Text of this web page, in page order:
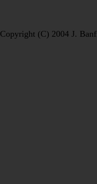
Copyright (C) 2004 J.